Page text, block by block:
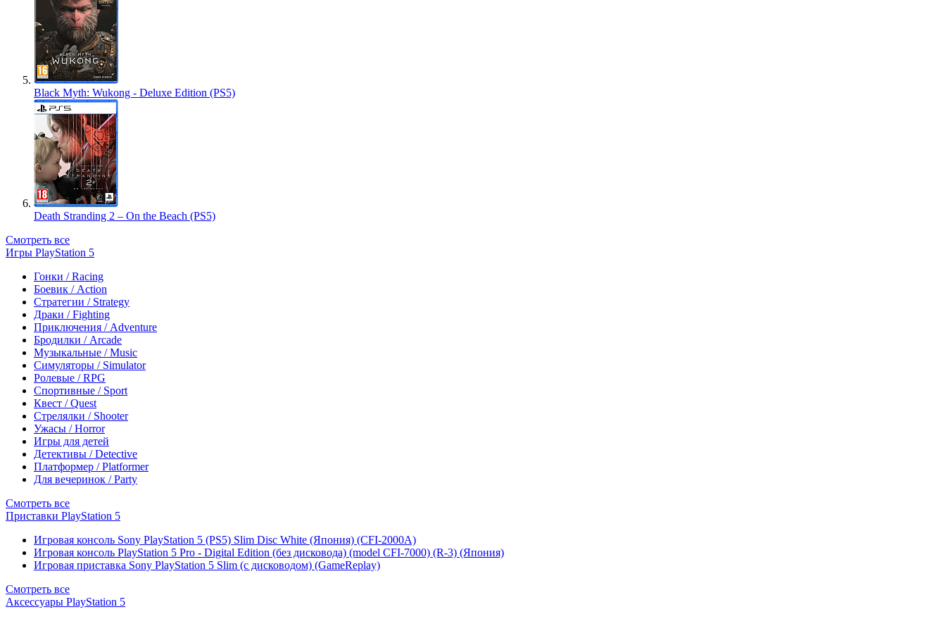
Black Myth: Wukong - Deluxe Edition (PS5)
Death Stranding 2 – On the Beach (PS5)
Смотреть все
Игры PlayStation 5
Гонки / Racing
Боевик / Action
Стратегии / Strategy
Драки / Fighting
Приключения / Adventure
Бродилки / Arcade
Музыкальные / Music
Симуляторы / Simulator
Ролевые / RPG
Спортивные / Sport
Квест / Quest
Стрелялки / Shooter
Ужасы / Horror
Игры для детей
Детективы / Detective
Платформер / Platformer
Для вечеринок / Party
Смотреть все
Приставки PlayStation 5
Игровая консоль Sony PlayStation 5 (PS5) Slim Disc White (Япония) (CFI-2000A)
Игровая консоль PlayStation 5 Pro - Digital Edition (без дисковода) (model CFI-7000) (R-3) (Япония)
Игровая приставка Sony PlayStation 5 Slim (с дисководом) (GameReplay)
Смотреть все
Аксессуары PlayStation 5